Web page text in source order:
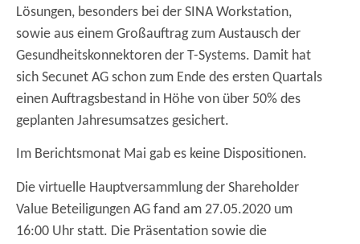
Lösungen, besonders bei der SINA Workstation,
sowie aus einem Großauftrag zum Austausch der
Gesundheitskonnektoren der T-Systems. Damit hat
sich Secunet AG schon zum Ende des ersten Quartals
einen Auftragsbestand in Höhe von über 50% des
geplanten Jahresumsatzes gesichert.
Im Berichtsmonat Mai gab es keine Dispositionen.
Die virtuelle Hauptversammlung der Shareholder
Value Beteiligungen AG fand am 27.05.2020 um
16:00 Uhr statt. Die Präsentation sowie die